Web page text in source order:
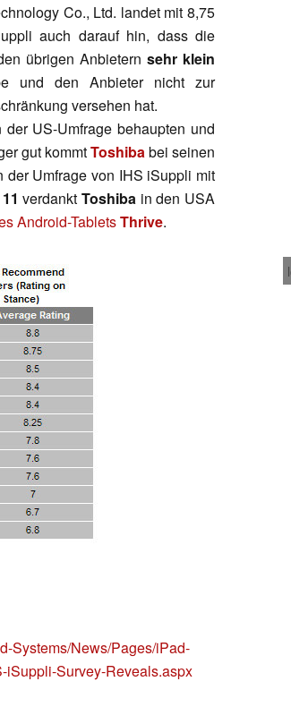
Co., Ltd. landet mit 8,75
auch darauf hin, dass die
übrigen Anbietern sehr klein
und den Anbieter nicht zur
versehen hat.
US-Umfrage behaupten und
gut kommtToshibabei seinen
Umfrage von IHS iSuppli mit
verdankt Toshibain den USA
Android-TabletsThrive.
Systems/News/Pages/iPad-
iSuppli-Survey-Reveals.aspx